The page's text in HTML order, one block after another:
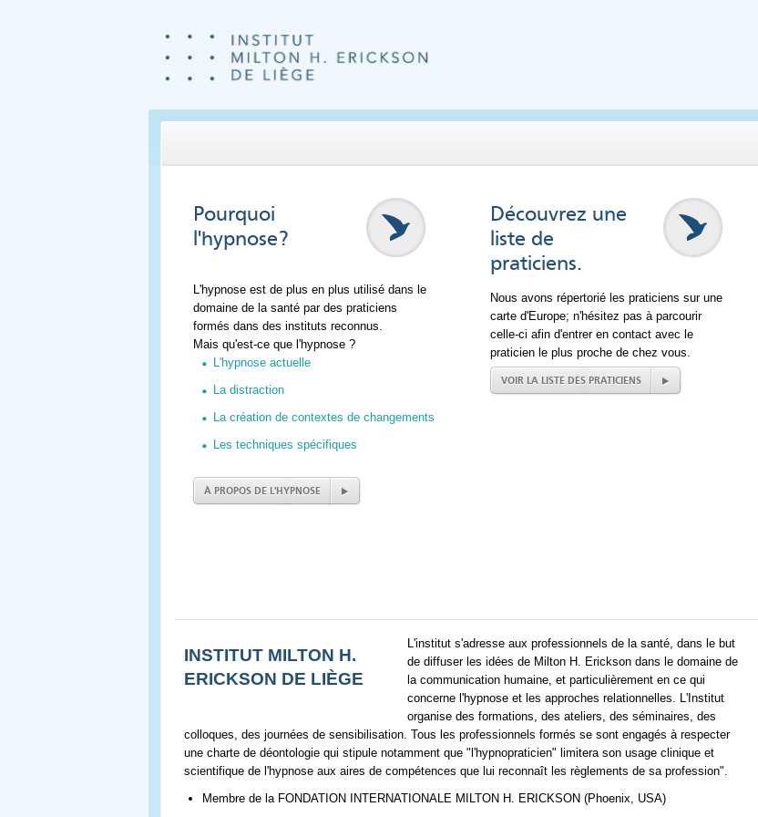
Pourquoi
l'hypnose?
L'hypnose est de plus en plus utilisé dans le
domaine de la santé par des praticiens
formés dans des instituts reconnus.
Mais qu'est-ce que l'hypnose ?
L'hypnose actuelle
La distraction
La création de contextes de changements
Les techniques spécifiques
À PROPOS DE L'HYPNOSE
Découvrez une
liste de
praticiens.
Nous avons répertorié les praticiens sur une
carte d'Europe; n'hésitez pas à parcourir
celle-ci afin d'entrer en contact avec le
praticien le plus proche de chez vous.
VOIR LA LISTE DES PRATICIENS
INSTITUT MILTON H.
ERICKSON DE LIÈGE
L'institut s'adresse aux professionnels de la santé, dans le but
de diffuser les idées de Milton H. Erickson dans le domaine de
la communication humaine, et particulièrement en ce qui
concerne l'hypnose et les approches relationnelles. L'Institut
organise des formations, des ateliers, des séminaires, des
colloques, des journées de sensibilisation. Tous les professionnels formés se sont engagés à respecter
une charte de déontologie qui stipule notamment que "l'hypnopraticien" limitera son usage clinique et
scientifique de l'hypnose aux aires de compétences que lui reconnaît les règlements de sa profession".
Membre de la FONDATION INTERNATIONALE MILTON H. ERICKSON (Phoenix, USA)